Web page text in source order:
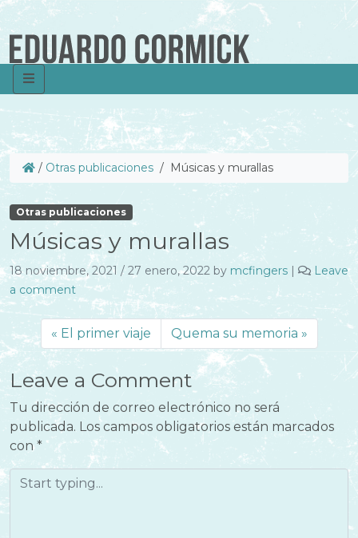
/ Otras publicaciones / Músicas y murallas
Otras publicaciones
Músicas y murallas
18 noviembre, 2021 / 27 enero, 2022 by mcfingers |
Leave
a comment
El primer viaje Quema su memoria
Leave a Comment
Tu dirección de correo electrónico no será
publicada. Los campos obligatorios están marcados
con*